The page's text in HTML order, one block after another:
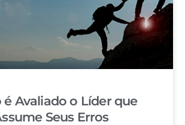
é Avaliado o Líder que
Seus Erros